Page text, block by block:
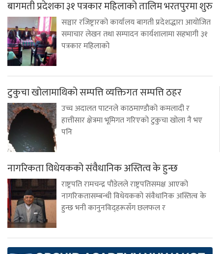
बागमती प्रदेशका ३१ पत्रकार महिलाको तालिम भरतपुरमा शुरु
सञ्चार रजिष्ट्रारको कार्यालय बागती प्रदेशद्धारा आयोजित
समाचार लेखन तथा सम्पादन कार्यशालामा सहभागी ३१
पत्रकार महिलाको
टुकुचा खोलामाथिको सम्पत्ति व्यक्तिगत सम्पत्ति ठहर
उच्च अदालत पाटनले काठमाण्डाैको कमलादी र
हात्तीसार क्षेत्रमा भूमिगत गरिएको टुकुचा खोला नै भए
पनि
नागरिकता विधेयकको संवैधानिक अस्तित्व के हुन्छ
राष्ट्रपति रामचन्द्र पौडेलले राष्ट्रपतिसमक्ष आएको
नागरिकतासम्बन्धी विधेयकको संवैधानिक अस्तित्व के
हुन्छ भनी कानुनविद्हरूसँग छलफल र